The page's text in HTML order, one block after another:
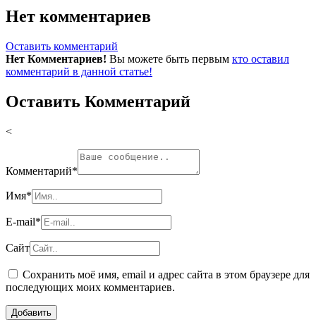
Нет комментариев
Оставить комментарий
Нет Комментариев! Вы можете быть первым кто оставил
комментарий в данной статье!
Оставить Комментарий
<
Комментарий*
Имя*
E-mail*
Сайт
Сохранить моё имя, email и адрес сайта в этом браузере для
последующих моих комментариев.